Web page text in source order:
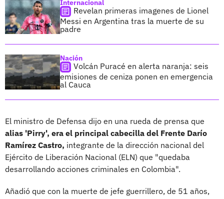
Internacional
Revelan primeras imagenes de Lionel
Messi en Argentina tras la muerte de su
padre
Nación
Volcán Puracé en alerta naranja: seis
emisiones de ceniza ponen en emergencia
al Cauca
El ministro de Defensa dijo en una rueda de prensa que
alias 'Pirry', era el principal cabecilla del Frente Darío
Ramírez Castro, integrante de la dirección nacional del
Ejército de Liberación Nacional (ELN) que "quedaba
desarrollando acciones criminales en Colombia".
Añadió que con la muerte de jefe guerrillero, de 51 años,